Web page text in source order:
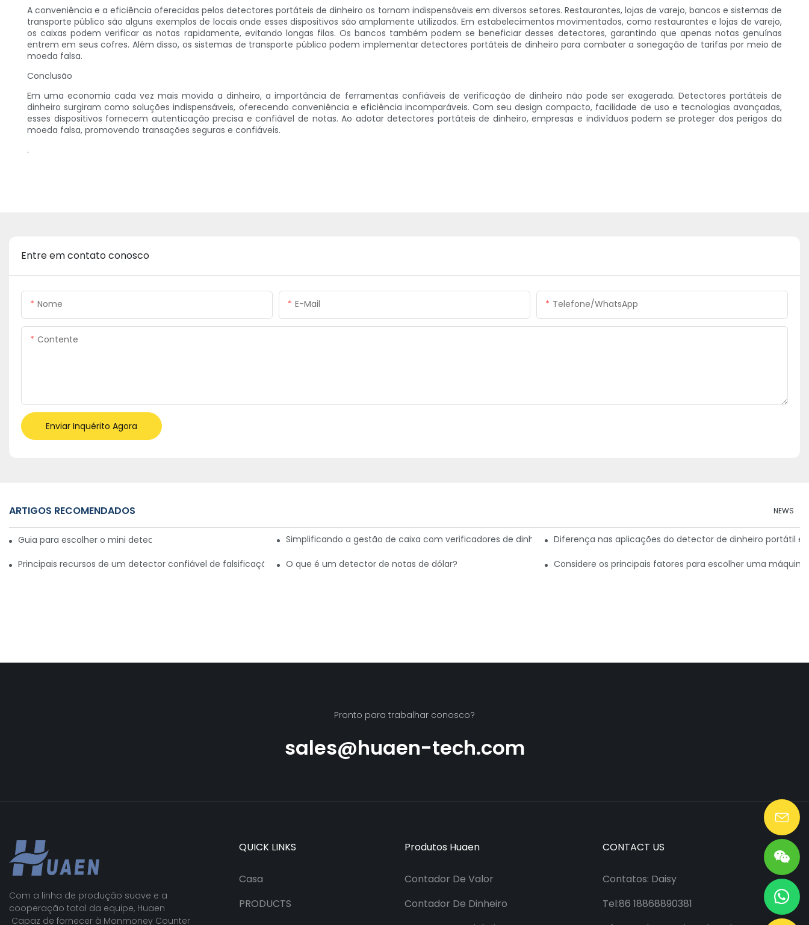
A conveniência e a eficiência oferecidas pelos detectores portáteis de dinheiro os tornam indispensáveis ​​em diversos setores. Restaurantes, lojas de varejo, bancos e sistemas de
transporte público são alguns exemplos de locais onde esses dispositivos são amplamente utilizados. Em estabelecimentos movimentados, como restaurantes e lojas de varejo,
os caixas podem verificar as notas rapidamente, evitando longas filas. Os bancos também podem se beneficiar desses detectores, garantindo que apenas notas genuínas
entrem em seus cofres. Além disso, os sistemas de transporte público podem implementar detectores portáteis de dinheiro para combater a sonegação de tarifas por meio de
moeda falsa.
Conclusão
Em uma economia cada vez mais movida a dinheiro, a importância de ferramentas confiáveis ​​de verificação de dinheiro não pode ser exagerada. Detectores portáteis de
dinheiro surgiram como soluções indispensáveis, oferecendo conveniência e eficiência incomparáveis. Com seu design compacto, facilidade de uso e tecnologias avançadas,
esses dispositivos fornecem autenticação precisa e confiável de notas. Ao adotar detectores portáteis de dinheiro, empresas e indivíduos podem se proteger dos perigos da
moeda falsa, promovendo transações seguras e confiáveis.
.
Entre em contato conosco
Nome E-Mail Telefone/WhatsApp
Contente
Enviar Inquérito Agora
ARTIGOS RECOMENDADOS NEWS
Guia para escolher o mini detector de dinheiro ideal para viagensSimplificando a gestão de caixa com verificadores de dinheiro portáteisDiferença nas aplicações do detector de dinheiro portátil
Principais recursos de um detector confiável de falsificações de dólaresO que é um detector de notas de dólar? Considere os principais fatores para escolher uma
Pronto para trabalhar conosco?
sales@huaen-tech.com
Com a linha de produção suave e a
cooperação total da equipe, Huaen
Capaz de fornecer à Monmoney Counter
QUICK LINKS
Casa
PRODUCTS
Produtos Huaen
Contador De Valor
Contador De Dinheiro
CONTACT US
Contatos: Daisy
Tel:86 18868890381